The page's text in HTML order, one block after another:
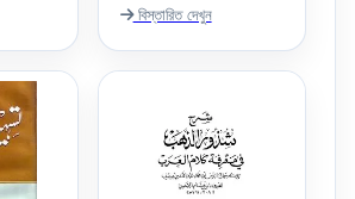
বিস্তারিত দেখুন